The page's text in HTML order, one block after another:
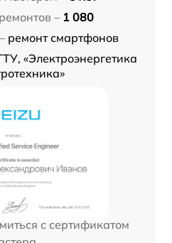
– 1 080
ремонт смартфонов
«Электроэнергетика
с сертификатом